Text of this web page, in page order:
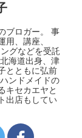
ブロガー。 事
用、講座、
グなどを受託
海道出身、津
とともに弘前
ンドメイドの
キセカエヤと
出店もしてい